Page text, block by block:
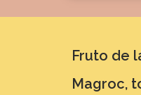
Fruto de
Magroc,